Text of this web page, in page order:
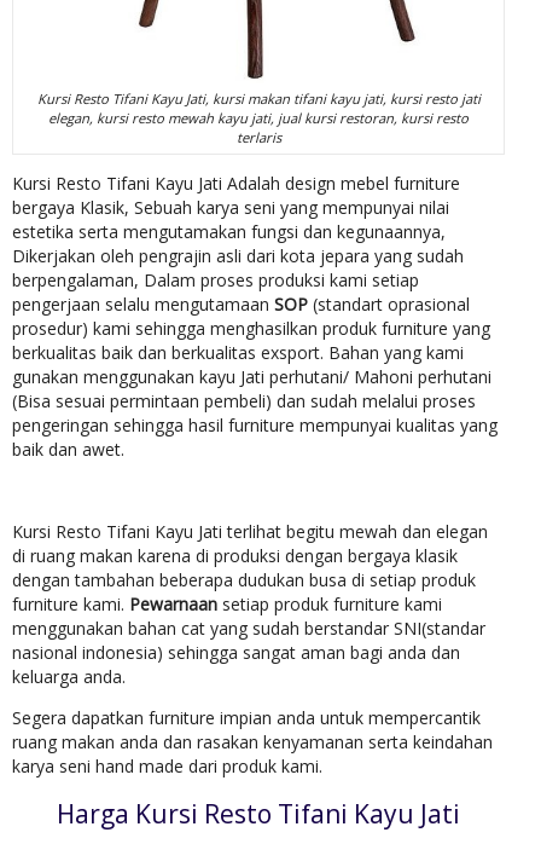
Kursi Resto Tifani Kayu Jati, kursi makan tifani kayu jati, kursi resto jati
elegan, kursi resto mewah kayu jati, jual kursi restoran, kursi resto
terlaris
Kursi Resto Tifani Kayu Jati Adalah design mebel furniture
bergaya Klasik, Sebuah karya seni yang mempunyai nilai
estetika serta mengutamakan fungsi dan kegunaannya,
Dikerjakan oleh pengrajin asli dari kota jepara yang sudah
berpengalaman, Dalam proses produksi kami setiap
pengerjaan selalu mengutamaan SOP (standart oprasional
prosedur) kami sehingga menghasilkan produk furniture yang
berkualitas baik dan berkualitas exsport. Bahan yang kami
gunakan menggunakan kayu Jati perhutani/ Mahoni perhutani
(Bisa sesuai permintaan pembeli) dan sudah melalui proses
pengeringan sehingga hasil furniture mempunyai kualitas yang
baik dan awet.
Kursi Resto Tifani Kayu Jati terlihat begitu mewah dan elegan
di ruang makan karena di produksi dengan bergaya klasik
dengan tambahan beberapa dudukan busa di setiap produk
furniture kami. Pewarnaan setiap produk furniture kami
menggunakan bahan cat yang sudah berstandar SNI(standar
nasional indonesia) sehingga sangat aman bagi anda dan
keluarga anda.
Segera dapatkan furniture impian anda untuk mempercantik
ruang makan anda dan rasakan kenyamanan serta keindahan
karya seni hand made dari produk kami.
Harga Kursi Resto Tifani Kayu Jati